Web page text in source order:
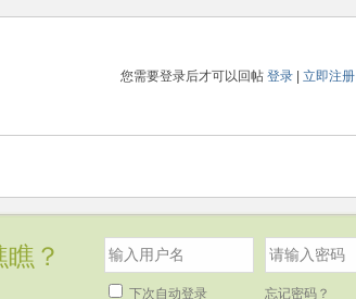
您需要登录后才可以回帖登录 |立即注册
？
下次自动登录 忘记密码？